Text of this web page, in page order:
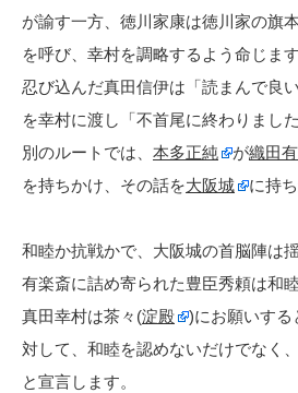
が諭す一方、徳川家康は徳川家の旗
を呼び、幸村を調略するよう命じます
忍び込んだ真田信伊は「読まんで良
を幸村に渡し「不首尾に終わりまし
別のルートでは、 本多正純 が織田
を持ちかけ、その話を大阪城 に持
和睦か抗戦かで、大阪城の首脳陣は揺
有楽斎に詰め寄られた豊臣秀頼は和
真田幸村は茶々(淀殿
)にお願いする
対して、和睦を認めないだけでなく
と宣言します。